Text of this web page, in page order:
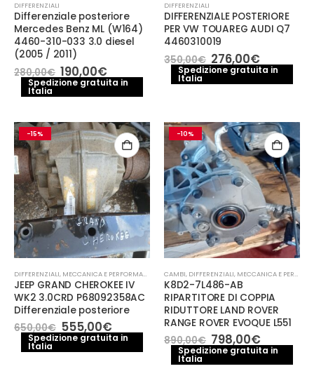
DIFFERENZIALI
Differenziale posteriore
Mercedes Benz ML (W164)
4460-310-033 3.0 diesel
(2005 / 2011)
280,00€ Il
prezzo
originale
190,00€Il
prezzo
attuale
Spedizione gratuita in
Italia
DIFFERENZIALI
DIFFERENZIALE POSTERIORE
PER VW TOUAREG AUDI Q7
4460310019
350,00€ Il
prezzo
originale
276,00€Il
prezzo
attuale
Spedizione gratuita in
Italia
-15%
DIFFERENZIALI, MECCANICA E PERFORMANCE
JEEP GRAND CHEROKEE IV
WK2 3.0CRD P68092358AC
Differenziale posteriore
650,00€ Il
prezzo
originale
555,00€Il
prezzo
attuale
Spedizione gratuita in
Italia
-10%
CAMBI, DIFFERENZIALI, MECCANICA E PERFORMANCE
K8D2-7L486-AB
RIPARTITORE DI COPPIA
RIDUTTORE LAND ROVER
RANGE ROVER EVOQUE L551
890,00€ Il
prezzo
originale
798,00€Il
prezzo
attuale
Spedizione gratuita in
Italia